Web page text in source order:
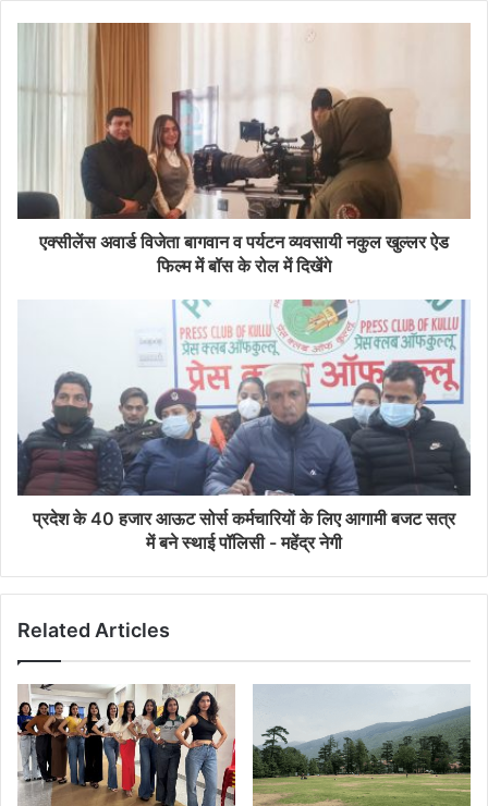
एक्सीलेंस अवार्ड विजेता बागवान व पर्यटन व्यवसायी नकुल खुल्लर ऐड
फिल्म में बॉस के रोल में दिखेंगे
प्रदेश के 40 हजार आऊट सोर्स कर्मचारियों के लिए आगामी बजट सत्र
में बने स्थाई पॉलिसी - महेंद्र नेगी
Related Articles